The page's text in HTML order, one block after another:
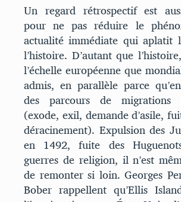
Un regard rétrospectif est
pour ne pas réduire le
actualité immédiate qui aplatit
l’histoire. D’autant que
l’échelle européenne que
admis, en parallèle parce
des parcours de migrations
(exode, exil, demande d’asile,
déracinement). Expulsion des
en 1492, fuite des
guerres de religion, il n’est
de remonter si loin. Georges
Bober rappellent qu’Ellis